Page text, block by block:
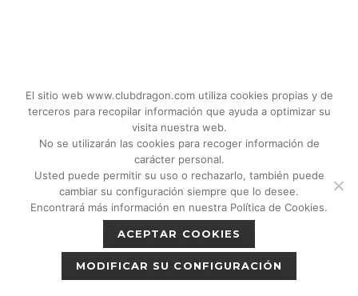
© 2018 - 2026 CLUB DRAGON MADRID |
C/Don Quijote, 5 Semisotano. Madrid (28020)
Política de privacidad|Política de cookies
El sitio web www.clubdragon.com utiliza cookies propias y de
terceros para recopilar información que ayuda a optimizar su
visita nuestra web.
No se utilizarán las cookies para recoger información de
carácter personal.
Usted puede permitir su uso o rechazarlo, también puede
cambiar su configuración siempre que lo desee.
Encontrará más información en nuestra Política de Cookies.
ACEPTAR COOKIES
MODIFICAR SU CONFIGURACIÓN